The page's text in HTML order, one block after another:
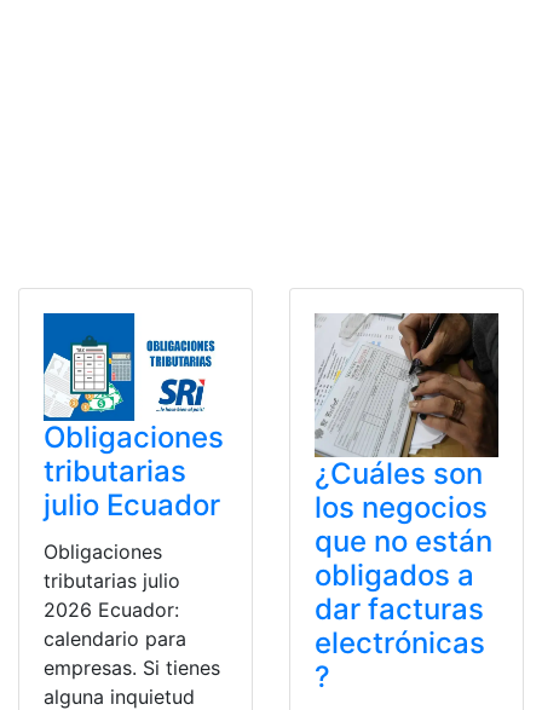
Obligaciones
tributarias
julio Ecuador
Obligaciones
tributarias julio
2026 Ecuador:
calendario para
empresas. Si tienes
alguna inquietud
¿Cuáles son
los negocios
que no están
obligados a
dar facturas
electrónicas
?